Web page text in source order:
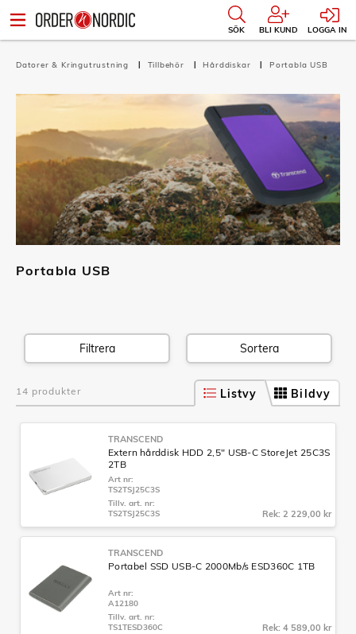
SÖK BLI KUND LOGGA IN
Datorer & Kringutrustning Tillbehör Hårddiskar Portabla USB
Portabla USB
Filtrera Sortera
14 produkter Bildvy
Listvy
TRANSCEND
Extern hårddisk HDD 2,5" USB-C StoreJet 25C3S
2TB
Art nr:
TS2TSJ25C3S
Tillv. art. nr:
TS2TSJ25C3S
Rek: 2 229,00 kr
TRANSCEND
Portabel SSD USB-C 2000Mb/s ESD360C 1TB
Art nr:
A12180
Tillv. art. nr:
TS1TESD360C
Rek: 4 589,00 kr